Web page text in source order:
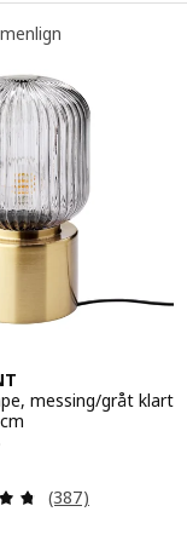
i alt:
messing/gråt klart
Anmeld: 4.7 ud
(387)